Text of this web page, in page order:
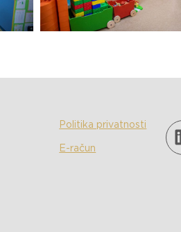
Politika privatnosti
E-račun